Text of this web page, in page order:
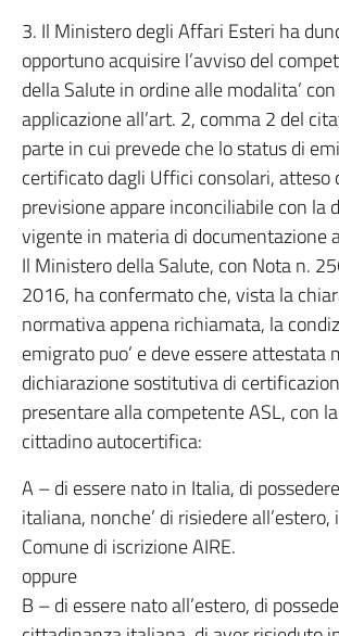
3. Il Ministero degli Affari Esteri ha
opportuno acquisire l’avviso del
della Salute in ordine alle modalita’
applicazione all’art. 2, comma 2 del
parte in cui prevede che lo status di
certificato dagli Uffici consolari, atteso
previsione appare inconciliabile con la
vigente in materia di documentazione
Il Ministero della Salute, con Nota n.
2016, ha confermato che, vista la
normativa appena richiamata, la
emigrato puo’ e deve essere attestata
dichiarazione sostitutiva di
presentare alla competente ASL, con
cittadino autocertifica:
A – di essere nato in Italia, di
italiana, nonche’ di risiedere
Comune di iscrizione AIRE.
oppure
B – di essere nato all’estero, di